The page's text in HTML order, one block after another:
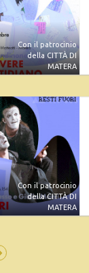
Con il patrocinio
della CITTÀ DI
MATERA
Con il patrocinio
della CITTÀ DI
MATERA